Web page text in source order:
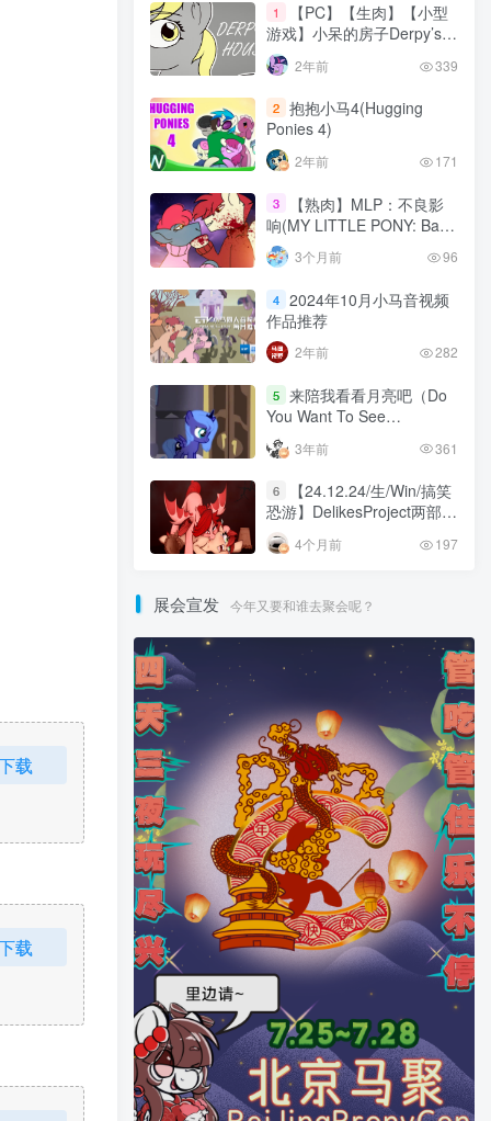
载
载
1
【PC】【生肉】【小型
游戏】小呆的房子Derpy’s
Fun House
2年前 339
2 抱抱小马4(Hugging
Ponies 4)
2年前 171
3
【熟肉】MLP：不良影
响(MY LITTLE PONY: Bad
Influence)
3个月前 96
4 2024年10月小马音视频
作品推荐
2年前 282
5 来陪我看看月亮吧（Do
You Want To See
MoonRise）
3年前 361
6
【24.12.24/生/Win/搞笑
恐游】DelikesProject两部曲
（雾云的冒险&“猩红黎明”）
4个月前 197
展会宣发 今年又要和谁去聚会呢？